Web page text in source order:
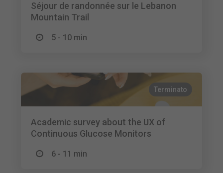
Séjour de randonnée sur le Lebanon
Mountain Trail
5 - 10 min
Terminato
Academic survey about the UX of
Continuous Glucose Monitors
6 - 11 min